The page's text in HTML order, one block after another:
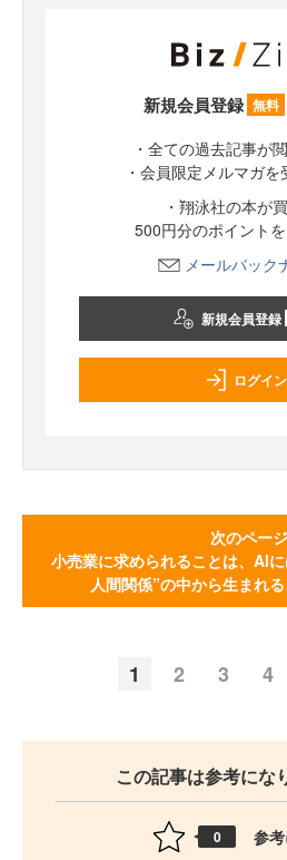
新規会員登録 無料
・全ての過去記事が
・会員限定メルマガ
・翔泳社の本が
500円分のポイント
メールバック
新規会員登録
ログイン
次のページ
小売業に求められることは、AI
人間関係”の中から生まれ
1 2 3 4
この記事は参考にな
0 参